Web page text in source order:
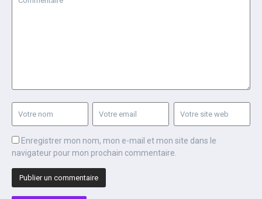
Enregistrer mon nom, mon e-mail et mon site dans le
navigateur pour mon prochain commentaire.